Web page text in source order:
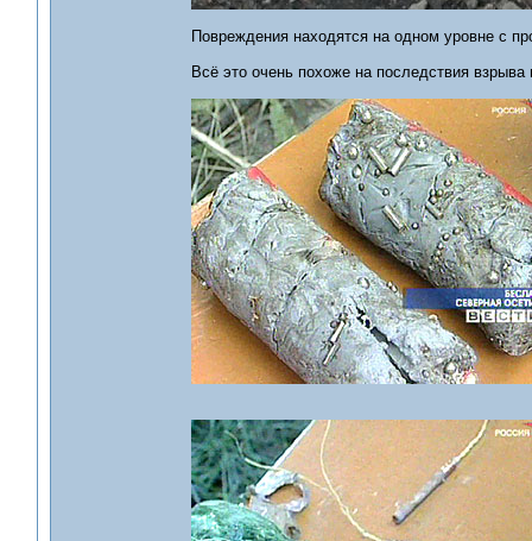
Повреждения находятся на одном уровне с
Всё это очень похоже на последствия взрыва